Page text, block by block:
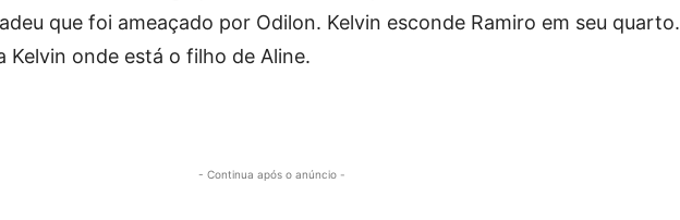
que foi ameaçado por Odilon. Kelvin esconde Ramiro em seu quarto.
Kelvin onde está o filho de Aline.
- Continua após o anúncio -